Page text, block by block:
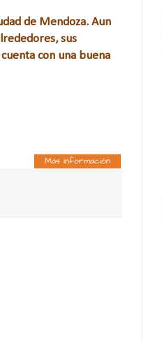
de Mendoza. Aun
sus
con una buena
Más información